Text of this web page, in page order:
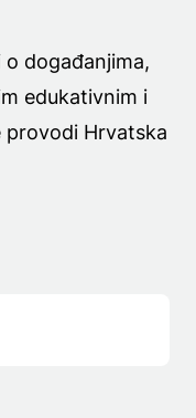
o događanjima,
edukativnim i
provodi Hrvatska